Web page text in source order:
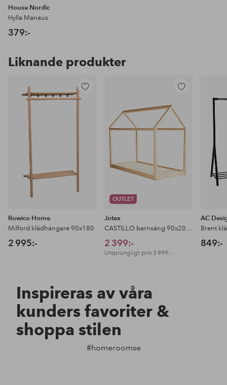
House Nordic
Hylla Manaus
379:-
Liknande produkter
Lägg
Rowico Home
Milford klädhängare 90x180
2 995:-
OUTLET
i
favoriter
Jotex
CASTILLO barnsäng 90x200 cm
2 399:-
Ursprungligt pris 3 999:-
AC
Brent
849:-
Inspireras av våra
kunders favoriter &
shoppa stilen
#homeroomse